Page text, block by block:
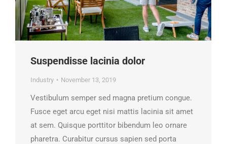
Suspendisse lacinia dolor
Industry November 13, 2019
Vestibulum semper sed magna pretium congue.
Fusce eget arcu eget nisi mattis lacinia sit amet
at sem. Quisque porttitor bibendum leo ornare
pharetra. Curabitur cursus sapien sed porta